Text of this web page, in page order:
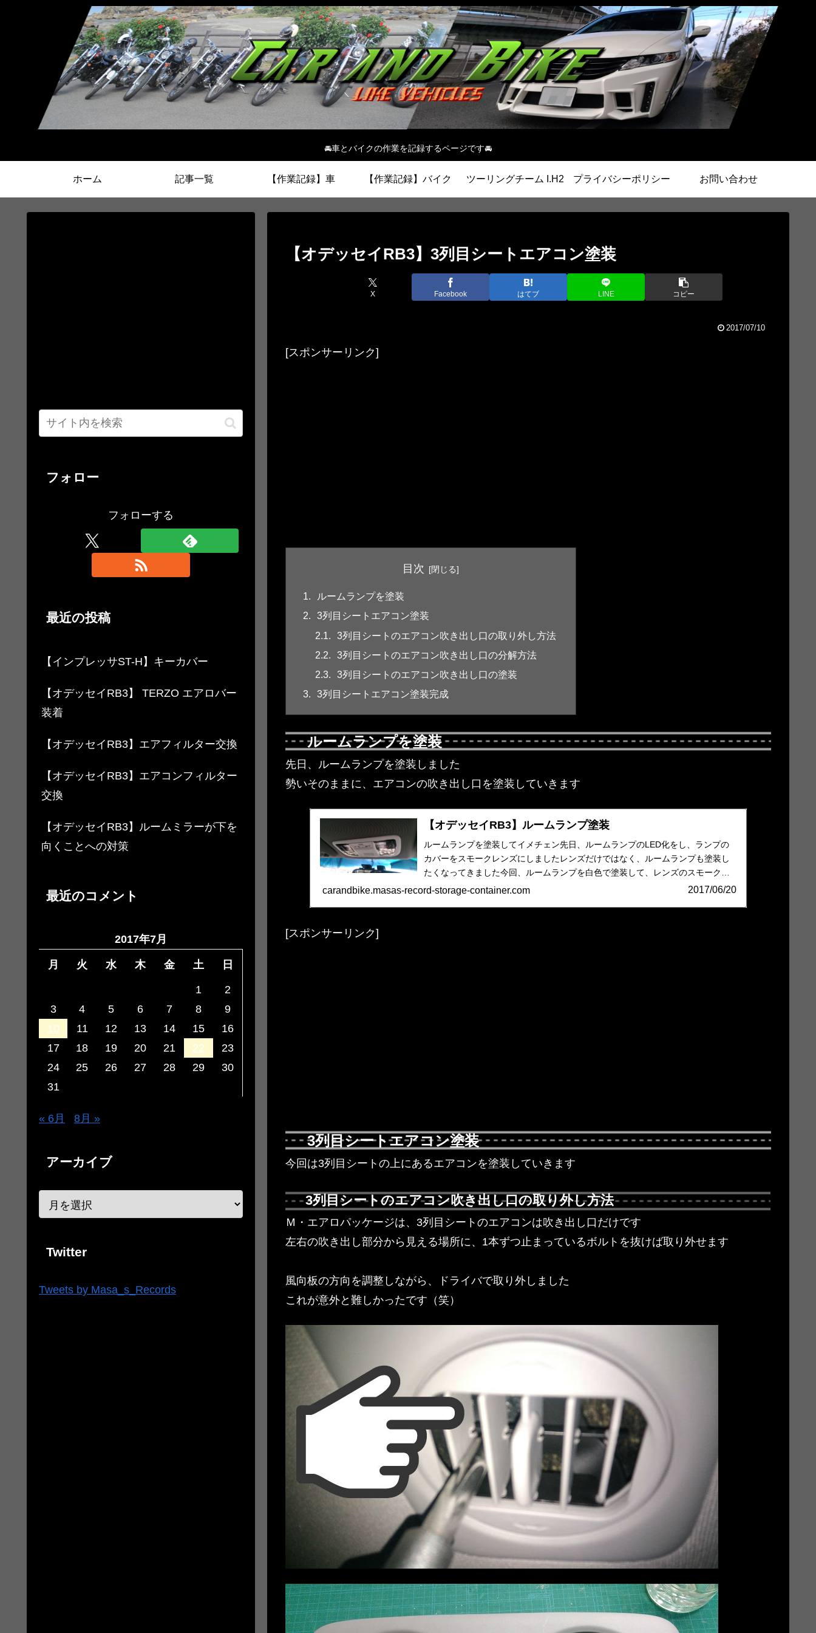
🚘車とバイクの作業を記録するページです🚘
ホーム 記事一覧 【作業記録】車 【作業記録】バイク ツーリングチーム I.H2 プライバシーポリシー お問い合わせ
【オデッセイRB3】3列目シートエアコン塗装
X Facebook はてブ LINE コピー
2017/07/10
[スポンサーリンク]
目次
ルームランプを塗装
3列目シートエアコン塗装
3列目シートのエアコン吹き出し口の取り外し方法
3列目シートのエアコン吹き出し口の分解方法
3列目シートのエアコン吹き出し口の塗装
3列目シートエアコン塗装完成
ルームランプを塗装
先日、ルームランプを塗装しました
勢いそのままに、エアコンの吹き出し口を塗装していきます
【オデッセイRB3】ルームランプ塗装
ルームランプを塗装してイメチェン先日、ルームランプのLED化をし、ランプの
カバーをスモークレンズにしましたレンズだけではなく、ルームランプも塗装し
たくなってきました今回、ルームランプを白色で塗装して、レンズのスモークと
で、モノクロにしてイメ...
carandbike.masas-record-storage-container.com 2017/06/20
[スポンサーリンク]
3列目シートエアコン塗装
今回は3列目シートの上にあるエアコンを塗装していきます
3列目シートのエアコン吹き出し口の取り外し方法
Ｍ・エアロパッケージは、3列目シートのエアコンは吹き出し口だけです
左右の吹き出し部分から見える場所に、1本ずつ止まっているボルトを抜けば取り外せます
風向板の方向を調整しながら、ドライバで取り外しました
これが意外と難しかったです（笑）
フォロー
フォローする
最近の投稿
【インプレッサST-H】キーカバー
【オデッセイRB3】 TERZO エアロバー
装着
【オデッセイRB3】エアフィルター交換
【オデッセイRB3】エアコンフィルター
交換
【オデッセイRB3】ルームミラーが下を
向くことへの対策
最近のコメント
2017年7月
月 火 水 木 金 土 日
1
2
3
4 5 6 7 8
9
10
11 12 13 14 15
16
17
18 19 20 21 22
23
24
25 26 27 28 29
30
31
« 6月 8月 »
アーカイブ
Twitter
Tweets by Masa_s_Records